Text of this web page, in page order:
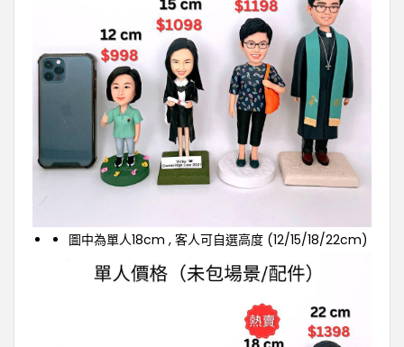
圖中為單人18cm , 客人可自選高度 (12/15/18/22cm)